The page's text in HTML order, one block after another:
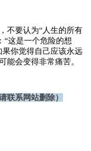
不要认为“人生的所有
“这是一个危险的想
你觉得自己应该永远
能会变得非常痛苦。
联系网站删 除）